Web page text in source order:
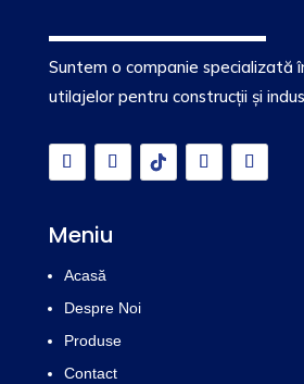
Suntem o companie specializată
utilajelor pentru construcții și
Meniu
Acasă
Despre Noi
Produse
Contact